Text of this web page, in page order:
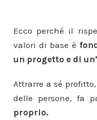
Ecco perché il
valori di base è
un progetto e di
Attrarre a sé
delle persone, fa
proprio.